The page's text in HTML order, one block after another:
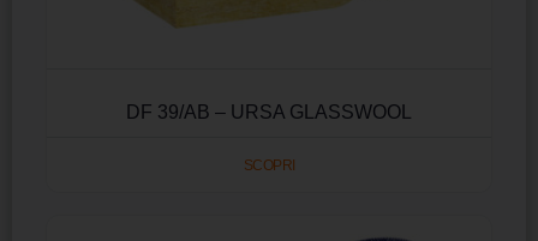
DF 39/AB – URSA GLASSWOOL
SCOPRI